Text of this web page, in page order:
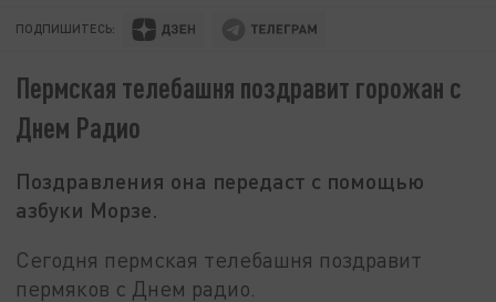
ПОДПИШИТЕСЬ:
Пермская телебашня поздравит горожан с
Днем Радио
Поздравления она передаст с помощью
азбуки Морзе.
Сегодня пермская телебашня поздравит
пермяков с Днем радио.